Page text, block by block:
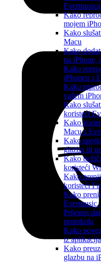
Kako
mojem
Kako
Macu
Kako
na iPhone,
Kako
iPhoneu s
Kako
vašem
Kako
koristeći
Kako
Macu s
Kako
glazbu ili
Kako
koristeći
Kako
koristeći
Kako
Prijenos
protokola
Kako
iz
Kako
glazbu na